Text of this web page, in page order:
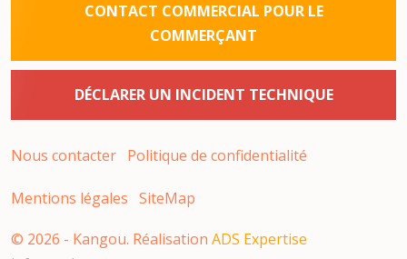
CONTACT COMMERCIAL POUR LE
COMMERÇANT
DÉCLARER UN INCIDENT TECHNIQUE
Nous contacter Politique de confidentialité
Mentions légales SiteMap
© 2026 - Kangou. Réalisation ADS Expertise